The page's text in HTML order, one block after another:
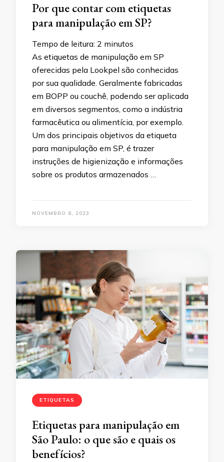
Por que contar com etiquetas
para manipulação em SP?
Tempo de leitura: 2 minutos
As etiquetas de manipulação em SP
oferecidas pela Lookpel são conhecidas
por sua qualidade. Geralmente fabricadas
em BOPP ou couchê, podendo ser aplicada
em diversos segmentos, como a indústria
farmacêutica ou alimentícia, por exemplo.
Um dos principais objetivos da etiqueta
para manipulação em SP, é trazer
instruções de higienização e informações
sobre os produtos armazenados …
NOVEMBRO 8, 2023
ETIQUETAS
Etiquetas para manipulação em
São Paulo: o que são e quais os
benefícios?